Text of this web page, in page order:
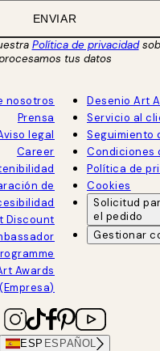
ENVIAR
Política de privacidad
tus datos
nosotros
Prensa
legal
Career
de
Discount
Awards
Desenio Art
Servicio al
Seguimiento
Condiciones
Política de
Cookies
Solicitud
el pedido
Gestionar
ESP ESPAÑOL